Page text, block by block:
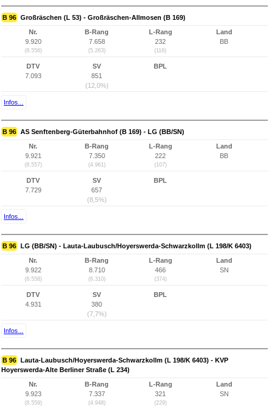
B 96 Großräschen (L 53) - Großräschen-Allmosen (B 169)
Nr.
9.920
(8.556)
B-Rang
7.658
(5.263)
L-Rang
232
(116)
Land
BB
DTV
7.093
SV
851
(12,0%)
BPL
Infos...
B 96 AS Senftenberg-Güterbahnhof (B 169) - LG (BB/SN)
Nr.
9.921
(8.557)
B-Rang
7.350
(4.961)
L-Rang
222
(107)
Land
BB
DTV
7.729
SV
657
(8,5%)
BPL
Infos...
B 96 LG (BB/SN) - Lauta-Laubusch/Hoyerswerda-Schwarzkollm (L 198/K 6403)
Nr.
9.922
(8.558)
B-Rang
8.710
(6.310)
L-Rang
466
(374)
Land
SN
DTV
4.931
SV
380
(7,7%)
BPL
Infos...
B 96 Lauta-Laubusch/Hoyerswerda-Schwarzkollm (L 198/K 6403) - KVP
Hoyerswerda-Alte Berliner Straße (L 234)
Nr.
9.923
(8.559)
B-Rang
7.337
(4.948)
L-Rang
321
(229)
Land
SN